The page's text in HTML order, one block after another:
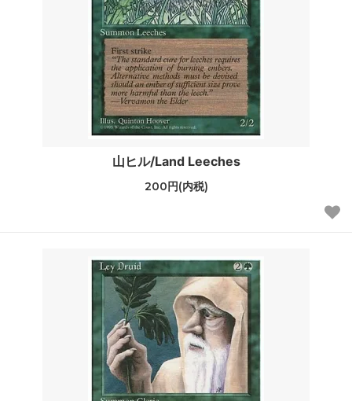
山ヒル/Land Leeches
200円(内税)